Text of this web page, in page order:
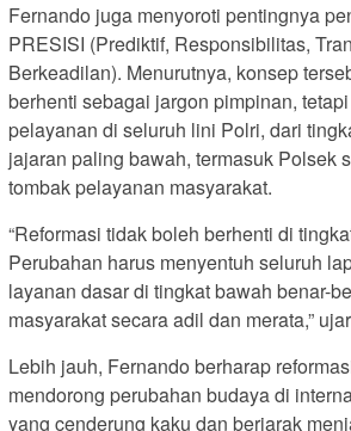
Fernando juga menyoroti pentingnya
PRESISI (Prediktif, Responsibilitas,
Berkeadilan). Menurutnya, konsep
berhenti sebagai jargon pimpinan,
pelayanan di seluruh lini Polri, dari
jajaran paling bawah, termasuk Polsek
tombak pelayanan masyarakat.
“Reformasi tidak boleh berhenti di
Perubahan harus menyentuh seluruh
layanan dasar di tingkat bawah benar-
masyarakat secara adil dan merata,”
Lebih jauh, Fernando berharap
mendorong perubahan budaya di
yang cenderung kaku dan berjarak